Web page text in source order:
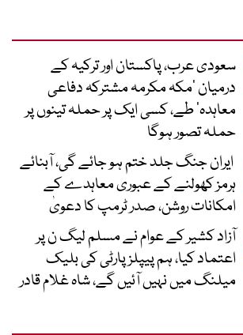
سعودی عرب، پاکستان اور ترکیہ کے
درمیان ’مکہ مکرمہ مشترکہ دفاعی
معاہدہ‘ طے، کسی ایک پر حملہ تینوں پر
حملہ تصور ہوگا
ایران جنگ جلد ختم ہو جائے گی، آبنائے
ہرمز کھولنے کے عبوری معاہدے کے
امکانات روشن، صدر ٹرمپ کا دعویٰ
آزاد کشیر کے عوام نے مسلم لیگ ن پر
اعتماد کیا، ہم پیپلز پارٹی کی بلیک
میلنگ میں نہیں آئیں گے، شاہ غلام قادر